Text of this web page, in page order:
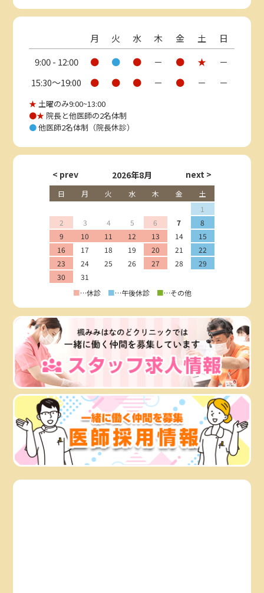
月 火 水 木 金 土
日
9:00 - 12:00
● ● ● － ● ★
－
15:30〜19:00
● ● ● － ● － －
★土曜のみ9:00~13:00
●★ 院長と他医師の2名体制
●他医師2名体制（院長休診）
2026年8月
日 月 火 水 木 金
土
1
2
3 4 5 6 7
8
9
10 11 12 13 14
15
16
17 18 19 20 21
22
23
24 25 26 27 28
29
30
31
■…休診 ■…午後休診 ■…その他